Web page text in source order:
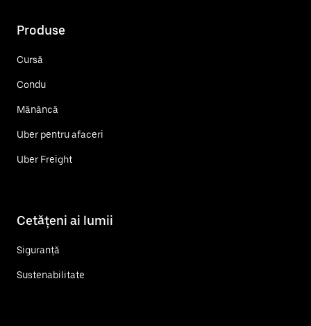
Produse
Cursă
Condu
Mănâncă
Uber pentru afaceri
Uber Freight
Cetățeni ai lumii
Siguranță
Sustenabilitate